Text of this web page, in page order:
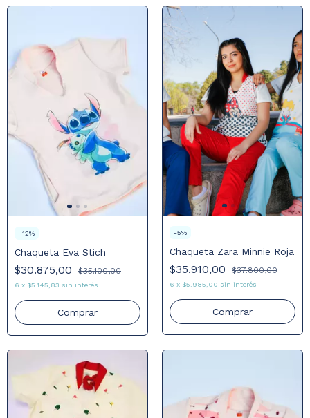
-12%
Chaqueta Eva Stich
$30.875,00 $35.100,00
6 x $5.145,83 sin interés
Comprar
-5%
Chaqueta Zara Minnie Roja
$35.910,00 $37.800,00
6 x $5.985,00 sin interés
Comprar